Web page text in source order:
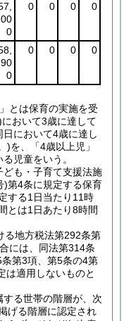
00
0
0 0 0 0
90
0
0 0 0 0
とは保育の実施を受
おいて3歳に達して
において4歳に達し
を、「4歳以上児」
児童をいう。
も・子育て支援法施
)第4条に規定する保育
する1日当たり11時
とは1日あたり8時間
地方税法第292条第
には、同法第314条
第3項、第5条の4第
は適用しないものと
る世帯の階層が、次
げる階層に認定され